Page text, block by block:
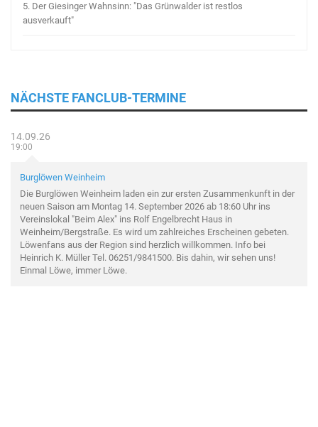
5. Der Giesinger Wahnsinn: "Das Grünwalder ist restlos
ausverkauft"
NÄCHSTE FANCLUB-TERMINE
14.09.26
19:00
Burglöwen Weinheim
Die Burglöwen Weinheim laden ein zur ersten Zusammenkunft in der
neuen Saison am Montag 14. September 2026 ab 18:60 Uhr ins
Vereinslokal "Beim Alex" ins Rolf Engelbrecht Haus in
Weinheim/Bergstraße. Es wird um zahlreiches Erscheinen gebeten.
Löwenfans aus der Region sind herzlich willkommen. Info bei
Heinrich K. Müller Tel. 06251/9841500. Bis dahin, wir sehen uns!
Einmal Löwe, immer Löwe.